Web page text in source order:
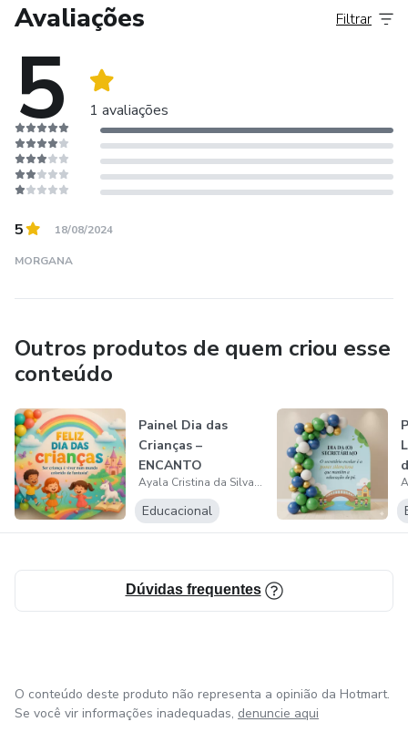
Avaliações
5 1 avaliações
Filtrar
5 18/08/2024
MORGANA
Outros produtos de quem criou esse
conteúdo
Painel Dia das
Crianças –
ENCANTO
Ayala Cristina da Silva Alencar
Educacional
Dúvidas frequentes
O conteúdo deste produto não representa a opinião da Hotmart.
Se você vir informações inadequadas, denuncie aqui